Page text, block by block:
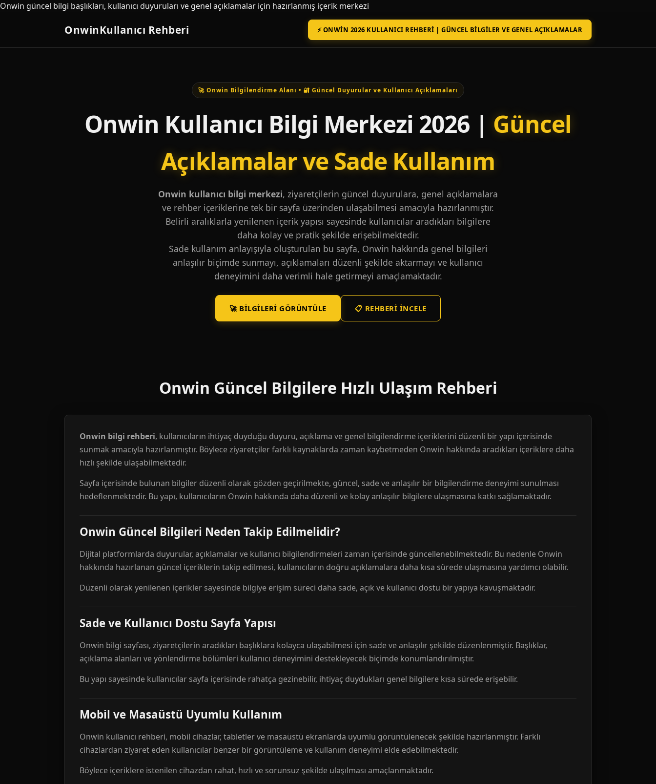
Onwin güncel bilgi başlıkları, kullanıcı duyuruları ve genel açıklamalar için hazırlanmış içerik merkezi
OnwinKullanıcı Rehberi ⚡ ONWIN 2026 KULLANICI REHBERI | GÜNCEL BILGILER VE GENEL AÇIKLAMALAR
🚀 Onwin Bilgilendirme Alanı • 🔐 Güncel Duyurular ve Kullanıcı Açıklamaları
Onwin Kullanıcı Bilgi Merkezi 2026 | Güncel
Açıklamalar ve Sade Kullanım
Onwin kullanıcı bilgi merkezi, ziyaretçilerin güncel duyurulara, genel açıklamalara
ve rehber içeriklerine tek bir sayfa üzerinden ulaşabilmesi amacıyla hazırlanmıştır.
Belirli aralıklarla yenilenen içerik yapısı sayesinde kullanıcılar aradıkları bilgilere
daha kolay ve pratik şekilde erişebilmektedir.
Sade kullanım anlayışıyla oluşturulan bu sayfa, Onwin hakkında genel bilgileri
anlaşılır biçimde sunmayı, açıklamaları düzenli şekilde aktarmayı ve kullanıcı
deneyimini daha verimli hale getirmeyi amaçlamaktadır.
🚀 BILGILERI GÖRÜNTÜLE 📋 REHBERI İNCELE
Onwin Güncel Bilgilere Hızlı Ulaşım Rehberi
Onwin bilgi rehberi, kullanıcıların ihtiyaç duyduğu duyuru, açıklama ve genel bilgilendirme içeriklerini düzenli bir yapı içerisinde
sunmak amacıyla hazırlanmıştır. Böylece ziyaretçiler farklı kaynaklarda zaman kaybetmeden Onwin hakkında aradıkları içeriklere daha
hızlı şekilde ulaşabilmektedir.
Sayfa içerisinde bulunan bilgiler düzenli olarak gözden geçirilmekte, güncel, sade ve anlaşılır bir bilgilendirme deneyimi sunulması
hedeflenmektedir. Bu yapı, kullanıcıların Onwin hakkında daha düzenli ve kolay anlaşılır bilgilere ulaşmasına katkı sağlamaktadır.
Onwin Güncel Bilgileri Neden Takip Edilmelidir?
Dijital platformlarda duyurular, açıklamalar ve kullanıcı bilgilendirmeleri zaman içerisinde güncellenebilmektedir. Bu nedenle Onwin
hakkında hazırlanan güncel içeriklerin takip edilmesi, kullanıcıların doğru açıklamalara daha kısa sürede ulaşmasına yardımcı olabilir.
Düzenli olarak yenilenen içerikler sayesinde bilgiye erişim süreci daha sade, açık ve kullanıcı dostu bir yapıya kavuşmaktadır.
Sade ve Kullanıcı Dostu Sayfa Yapısı
Onwin bilgi sayfası, ziyaretçilerin aradıkları başlıklara kolayca ulaşabilmesi için sade ve anlaşılır şekilde düzenlenmiştir. Başlıklar,
açıklama alanları ve yönlendirme bölümleri kullanıcı deneyimini destekleyecek biçimde konumlandırılmıştır.
Bu yapı sayesinde kullanıcılar sayfa içerisinde rahatça gezinebilir, ihtiyaç duydukları genel bilgilere kısa sürede erişebilir.
Mobil ve Masaüstü Uyumlu Kullanım
Onwin kullanıcı rehberi, mobil cihazlar, tabletler ve masaüstü ekranlarda uyumlu görüntülenecek şekilde hazırlanmıştır. Farklı
cihazlardan ziyaret eden kullanıcılar benzer bir görüntüleme ve kullanım deneyimi elde edebilmektedir.
Böylece içeriklere istenilen cihazdan rahat, hızlı ve sorunsuz şekilde ulaşılması amaçlanmaktadır.